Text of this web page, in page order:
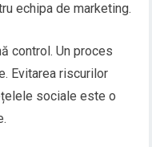
echipa de marketing.
control. Un proces
Evitarea riscurilor
sociale este o